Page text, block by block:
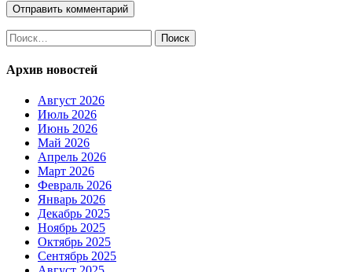
Найти:
Архив новостей
Август 2026
Июль 2026
Июнь 2026
Май 2026
Апрель 2026
Март 2026
Февраль 2026
Январь 2026
Декабрь 2025
Ноябрь 2025
Октябрь 2025
Сентябрь 2025